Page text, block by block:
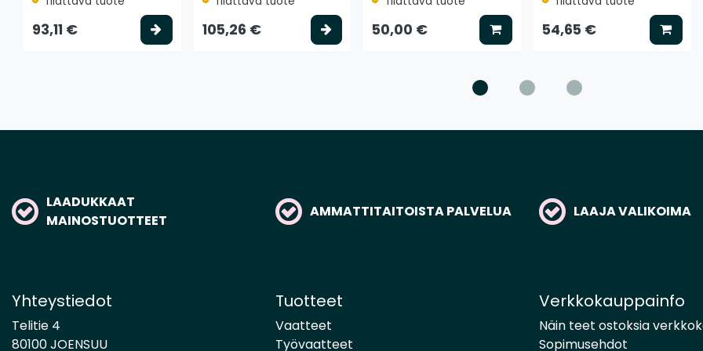
93,11 € Valitse vaihtoehto
105,26 € Valitse vaihtoehto
50,00 € Lisää koriin
54,65 €
LAADUKKAAT
MAINOSTUOTTEET
AMMATTITAITOISTA PALVELUA LAAJA VALIKOIMA
Yhteystiedot
Telitie 4
80100 JOENSUU
Tuotteet
Vaatteet
Työvaatteet
Verkkokauppainfo
Näin teet ostoksia
Sopimusehdot